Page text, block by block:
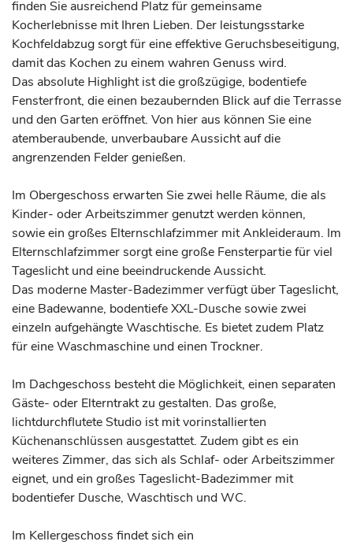
finden Sie ausreichend Platz für gemeinsame
Kocherlebnisse mit Ihren Lieben. Der leistungsstarke
Kochfeldabzug sorgt für eine effektive Geruchsbeseitigung,
damit das Kochen zu einem wahren Genuss wird.
Das absolute Highlight ist die großzügige, bodentiefe
Fensterfront, die einen bezaubernden Blick auf die Terrasse
und den Garten eröffnet. Von hier aus können Sie eine
atemberaubende, unverbaubare Aussicht auf die
angrenzenden Felder genießen.
Im Obergeschoss erwarten Sie zwei helle Räume, die als
Kinder- oder Arbeitszimmer genutzt werden können,
sowie ein großes Elternschlafzimmer mit Ankleideraum. Im
Elternschlafzimmer sorgt eine große Fensterpartie für viel
Tageslicht und eine beeindruckende Aussicht.
Das moderne Master-Badezimmer verfügt über Tageslicht,
eine Badewanne, bodentiefe XXL-Dusche sowie zwei
einzeln aufgehängte Waschtische. Es bietet zudem Platz
für eine Waschmaschine und einen Trockner.
Im Dachgeschoss besteht die Möglichkeit, einen separaten
Gäste- oder Elterntrakt zu gestalten. Das große,
lichtdurchflutete Studio ist mit vorinstallierten
Küchenanschlüssen ausgestattet. Zudem gibt es ein
weiteres Zimmer, das sich als Schlaf- oder Arbeitszimmer
eignet, und ein großes Tageslicht-Badezimmer mit
bodentiefer Dusche, Waschtisch und WC.
Im Kellergeschoss findet sich ein